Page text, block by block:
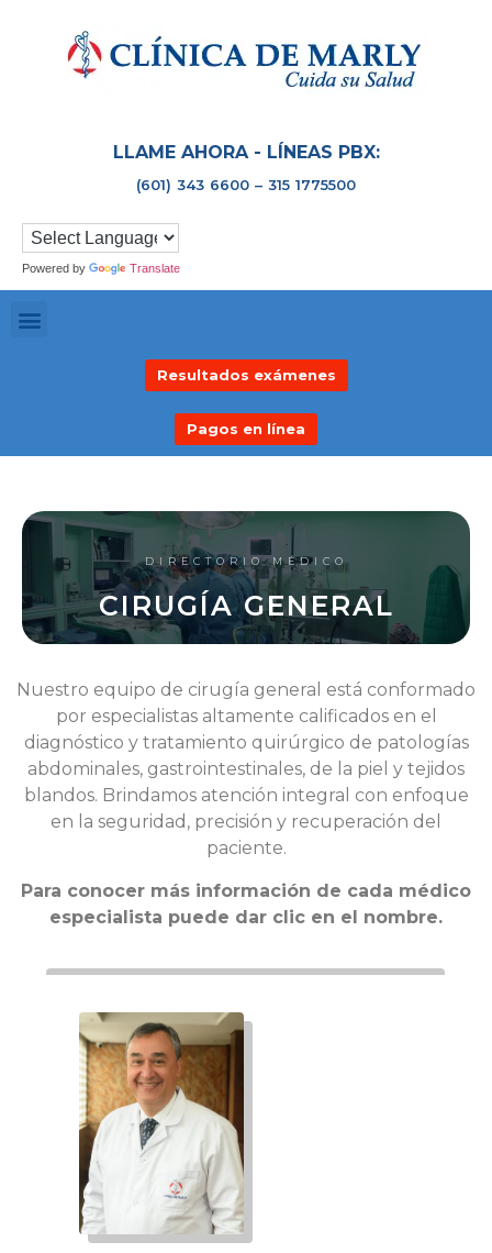
LLAME AHORA - LÍNEAS PBX:
(601) 343 6600 – 315 1775500
Powered by Translate
Resultados exámenes
Pagos en línea
DIRECTORIO MÉDICO
CIRUGÍA GENERAL
Nuestro equipo de cirugía general está conformado
por especialistas altamente calificados en el
diagnóstico y tratamiento quirúrgico de patologías
abdominales, gastrointestinales, de la piel y tejidos
blandos. Brindamos atención integral con enfoque
en la seguridad, precisión y recuperación del
paciente.
Para conocer más información de cada médico
especialista puede dar clic en el nombre.